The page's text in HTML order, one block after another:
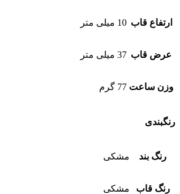
ارتفاع قاب 10 میلی متر
عرض قاب 37 میلی متر
وزن ساعت 77 گرم
رنگبندی
رنگ بند مشکی
رنگ قاب مشکی